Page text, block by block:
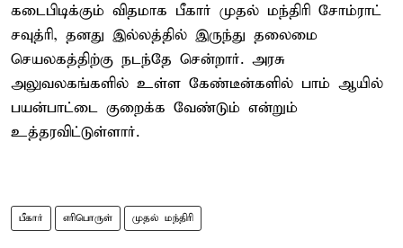
கடைபிடிக்கும் விதமாக பீகார் முதல் மந்திரி சோம்ராட்
சவுத்ரி, தனது இல்லத்தில் இருந்து தலைமை
செயலகத்திற்கு நடந்தே சென்றார். அரசு
அலுவலகங்களில் உள்ள கேண்டீன்களில் பாம் ஆயில்
பயன்பாட்டை குறைக்க வேண்டும் என்றும்
உத்தரவிட்டுள்ளார்.
பீகார் எரிபொருள் முதல் மந்திரி